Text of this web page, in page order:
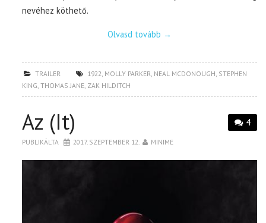
nevéhez köthető.
Olvasd tovább →
TRAILER 1922 MOLLY PARKER NEAL MCDONOUGH STEPHEN
KING ,THOMAS JANE ZAK HILDITCH
4
Az (It)
PUBLIKÁLTA 2017. SZEPTEMBER 12. MINIME